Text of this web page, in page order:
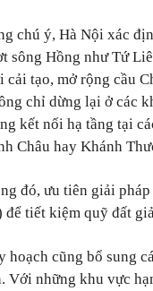
chú ý, Hà Nội xác
sông Hồng như Tứ
cải tạo, mở rộng cầu
chỉ dừng lại ở các
kết nối hạ tầng tại
Châu hay Khánh
đó, ưu tiên giải
để tiết kiệm quỹ đất
hoạch cũng bổ sung
Với những khu vực